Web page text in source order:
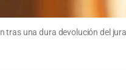
tras una dura devolución del